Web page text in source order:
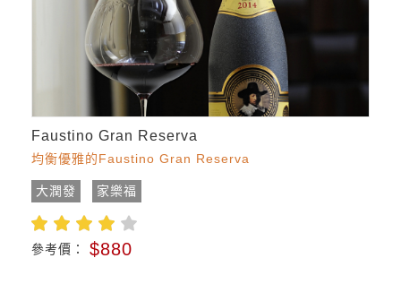
Faustino Gran Reserva
均衡優雅的Faustino Gran Reserva
大潤發 家樂福
參考價： $880